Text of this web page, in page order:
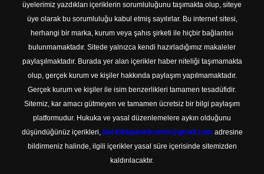
üyelerimiz yazdıkları içeriklerin sorumluluğunu taşımakta olup, siteye
üye olarak bu sorumluluğu kabul etmiş sayılırlar. Bu internet sitesi,
herhangi bir marka, kurum veya şahıs şirketi ile hiçbir bağlantısı
bulunmamaktadır. Sitede yalnızca kendi hazırladığımız makaleler
paylaşılmaktadır. Burada yer alan içerikler haber niteliği taşımamakta
olup, gerçek kurum ve kişiler hakkında paylaşım yapılmamaktadır.
Gerçek kurum ve kişiler ile isim benzerlikleri tamamen tesadüfidir.
Sitemiz, kar amacı gütmeyen ve tamamen ücretsiz bir bilgi paylaşım
platformudur. Hukuka ve yasal düzenlemelere aykırı olduğunu
düşündüğünüz içerikleri, backlinkpanelicomtr@gmail.com adresine
bildirmeniz halinde, ilgili içerikler yasal süre içerisinde sitemizden
kaldırılacaktır.